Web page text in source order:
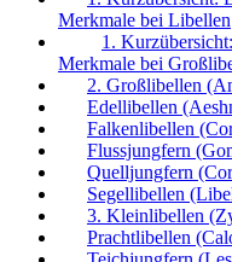
Merkmale bei Libellen
1.
Merkmale bei
2. Großlibellen
Edellibellen
Falkenlibellen
Flussjungfern
Quelljungfern
Segellibellen
3. Kleinlibellen
Prachtlibellen